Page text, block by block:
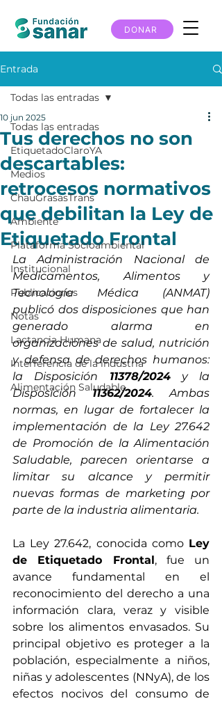
DONAR
Entrada
Todas las entradas
EtiquetadoClaroYA
Medios
ChauGrasasTrans
Ambiente
Plataforma Socioambiental
Institucional
Publicaciones
Notas
Lactancia Humana
Interferencia de la industria
Alimentación Saludable
Todas las entradas
Tus derechos no son
descartables:
retrocesos normativos
que debilitan la Ley de
Etiquetado Frontal
10 jun 2025
La Administración Nacional de
Medicamentos, Alimentos y
Tecnología Médica (ANMAT)
publicó dos disposiciones que han
generado alarma en
organizaciones de salud, nutrición
y defensa de derechos humanos:
la Disposición 11378/2024 y la
Disposición 11362/2024. Ambas
normas, en lugar de fortalecer la
implementación de la Ley 27.642
de Promoción de la Alimentación
Saludable, parecen orientarse a
limitar su alcance y permitir
nuevas formas de marketing por
parte de la industria alimentaria.
La Ley 27.642, conocida como Ley
de Etiquetado Frontal, fue un
avance fundamental en el
reconocimiento del derecho a una
información clara, veraz y visible
sobre los alimentos envasados. Su
principal objetivo es proteger a la
población, especialmente a niños,
niñas y adolescentes (NNyA), de los
efectos nocivos del consumo de